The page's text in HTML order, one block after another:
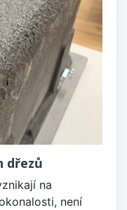
dřezů
na
není